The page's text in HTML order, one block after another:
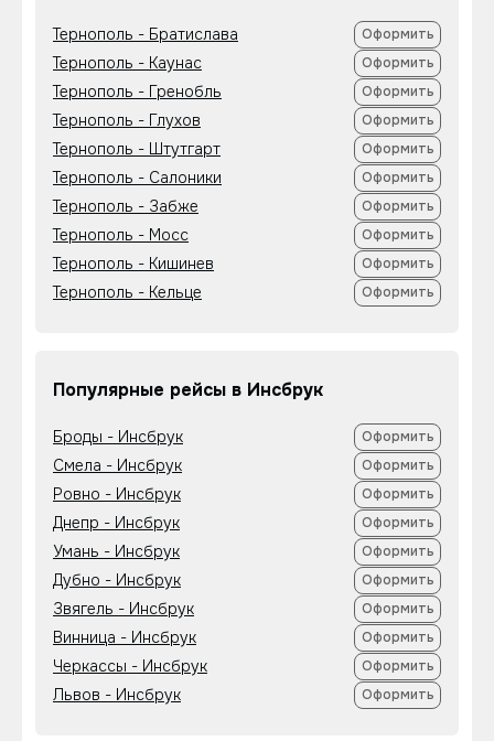
Тернополь - Братислава Оформить
Тернополь - Каунас Оформить
Тернополь - Гренобль Оформить
Тернополь - Глухов Оформить
Тернополь - Штутгарт Оформить
Тернополь - Салоники Оформить
Тернополь - Забже Оформить
Тернополь - Мосс Оформить
Тернополь - Кишинев Оформить
Тернополь - Кельце Оформить
Популярные рейсы в Инсбрук
Броды - Инсбрук Оформить
Смела - Инсбрук Оформить
Ровно - Инсбрук Оформить
Днепр - Инсбрук Оформить
Умань - Инсбрук Оформить
Дубно - Инсбрук Оформить
Звягель - Инсбрук Оформить
Винница - Инсбрук Оформить
Черкассы - Инсбрук Оформить
Львов - Инсбрук Оформить